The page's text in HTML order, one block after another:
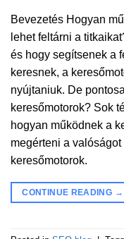
Bevezetés Hogyan
lehet feltárni a
és hogy segítsenek a
keresnek, a
nyújtaniuk. De
keresőmotorok? Sok
hogyan működnek a
megérteni a
keresőmotorok.
CONTINUE READING →